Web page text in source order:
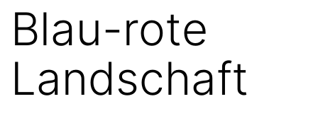
Blau-rote
Landschaft